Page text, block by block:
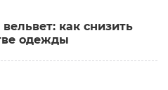
как снизить
одежды